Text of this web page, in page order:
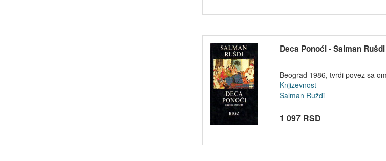
Deca Ponoći - Salman Rušdi
Beograd 1986, tvrdi povez sa
Knjizevnost
Salman Ruždi
1 097 RSD